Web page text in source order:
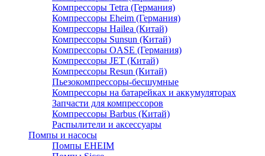
Компрессоры Tetra (Германия)
Компрессоры Eheim (Германия)
Компрессоры Hailea (Китай)
Компрессоры Sunsun (Китай)
Компрессоры OASE (Германия)
Компрессоры JET (Китай)
Компрессоры Resun (Китай)
Пьезокомпрессоры-бесшумные
Компрессоры на батарейках и аккумуляторах
Запчасти для компрессоров
Компрессоры Barbus (Китай)
Распылители и аксессуары
Помпы и насосы
Помпы EHEIM